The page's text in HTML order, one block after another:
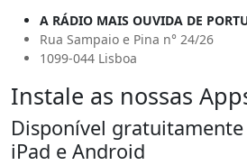
A RÁDIO MAIS OUVIDA DE
Rua Sampaio e Pina n° 24/26
1099-044 Lisboa
Instale as nossas
Disponível
iPad e Android